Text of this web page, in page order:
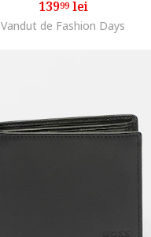
13999lei
Vandut de Fashion Days